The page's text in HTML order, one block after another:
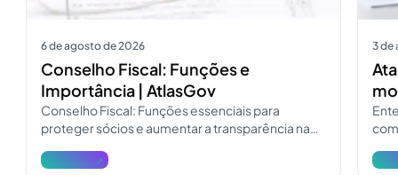
6 de agosto de 2026
Conselho Fiscal: Funções e
Importância | AtlasGov
Conselho Fiscal: Funções essenciais para
proteger sócios e aumentar a transparência na
e atualize a fiscalização.
Ver mais
3 de
Ver